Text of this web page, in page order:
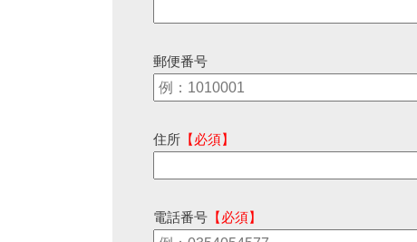
郵便番号
住所 【必須】
電話番号 【必須】